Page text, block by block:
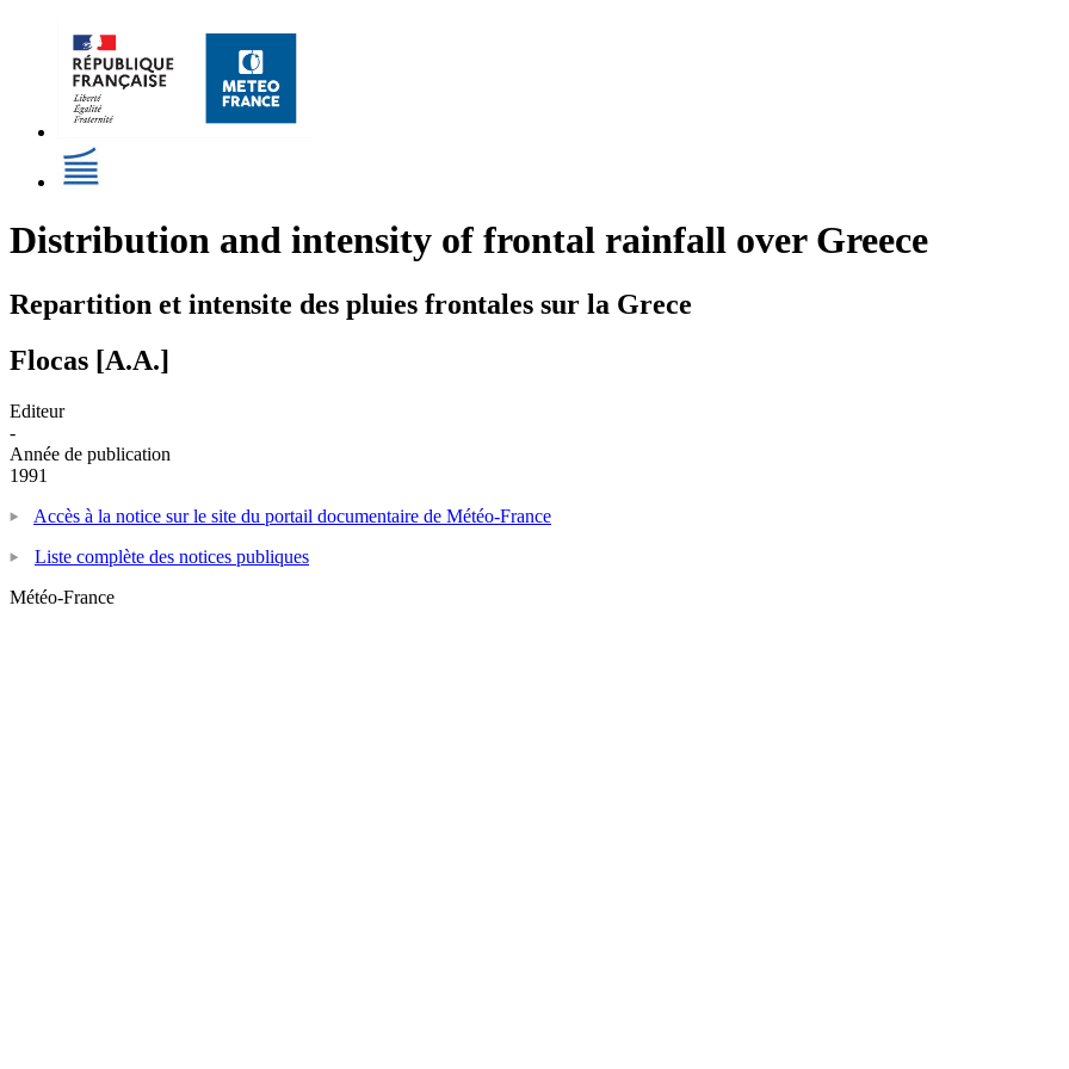
Distribution and intensity of frontal rainfall over Greece
Repartition et intensite des pluies frontales sur la Grece
Flocas [A.A.]
Editeur
-
Année de publication
1991
Accès à la notice sur le site du portail documentaire de Météo-France
Liste complète des notices publiques
Météo-France